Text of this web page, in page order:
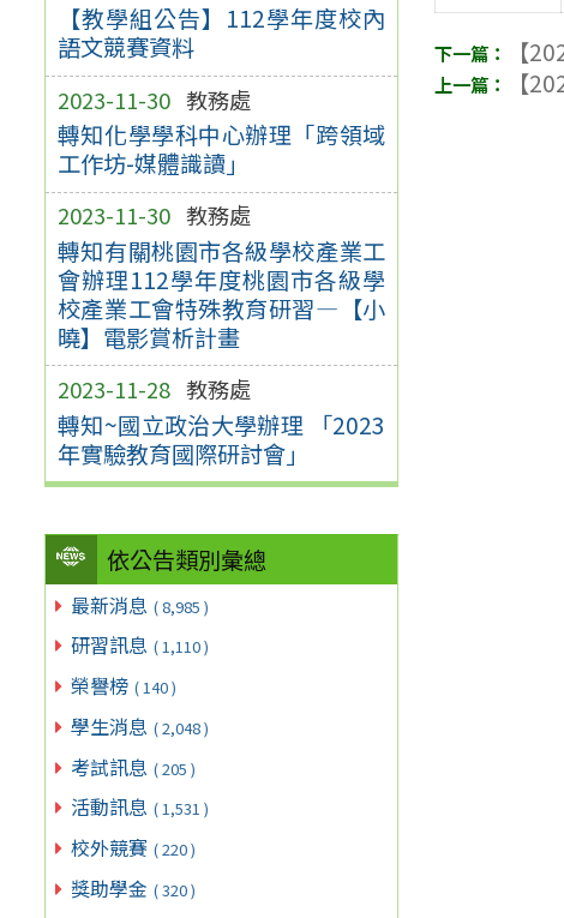
【教學組公告】112學年度校內
語文競賽資料
2023-11-30 教務處
轉知化學學科中心辦理「跨領域
工作坊-媒體識讀」
2023-11-30 教務處
轉知有關桃園市各級學校產業工
會辦理112學年度桃園市各級學
校產業工會特殊教育研習—【小
曉】電影賞析計畫
2023-11-28 教務處
轉知~國立政治大學辦理 「2023
年實驗教育國際研討會」
依公告類別彙總
最新消息 ( 8,985 )
研習訊息 ( 1,110 )
榮譽榜 ( 140 )
學生消息 ( 2,048 )
考試訊息 ( 205 )
活動訊息 ( 1,531 )
校外競賽 ( 220 )
獎助學金 ( 320 )
【
【